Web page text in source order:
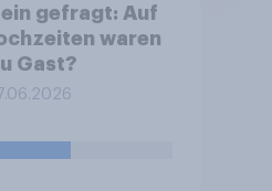
gefragt: Auf
waren
Gast?